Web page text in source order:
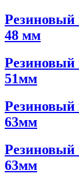
Резиновый
48 мм
Резиновый
51мм
Резиновый
63мм
Резиновый
63мм